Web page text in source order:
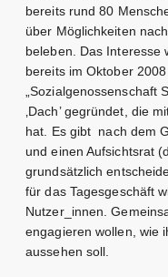
bereits rund 80
über Möglichkeiten
beleben. Das Interesse
bereits im Oktober
„Sozialgenossenschaft
‚Dach’ gegründet, die
hat. Es gibt nach dem
und einen Aufsichtsrat
grundsätzlich
für das Tagesgeschäft
Nutzer_innen.
engagieren wollen, wie
aussehen soll.